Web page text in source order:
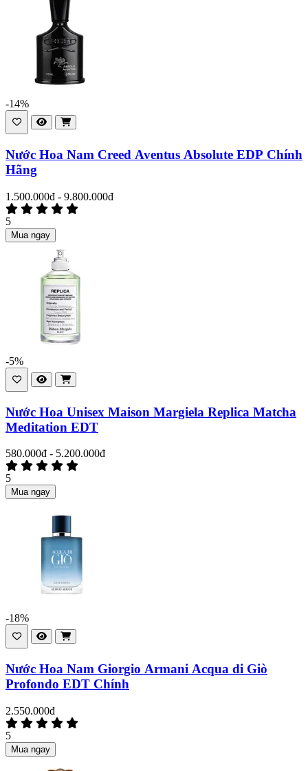
-14%
Nước Hoa Nam Creed Aventus Absolute EDP Chính
Hãng
1.500.000đ - 9.800.000đ
5
Mua ngay
-5%
Nước Hoa Unisex Maison Margiela Replica Matcha
Meditation EDT
580.000đ - 5.200.000đ
5
Mua ngay
-18%
Nước Hoa Nam Giorgio Armani Acqua di Giò
Profondo EDT Chính
2.550.000đ
5
Mua ngay